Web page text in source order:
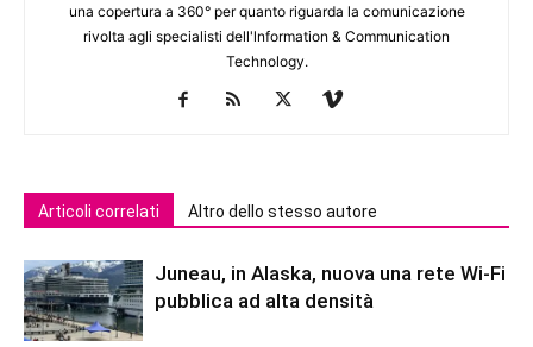
una copertura a 360° per quanto riguarda la comunicazione
rivolta agli specialisti dell'lnformation & Communication
Technology.
Articoli correlati Altro dello stesso autore
Juneau, in Alaska, nuova una rete Wi-Fi
pubblica ad alta densità